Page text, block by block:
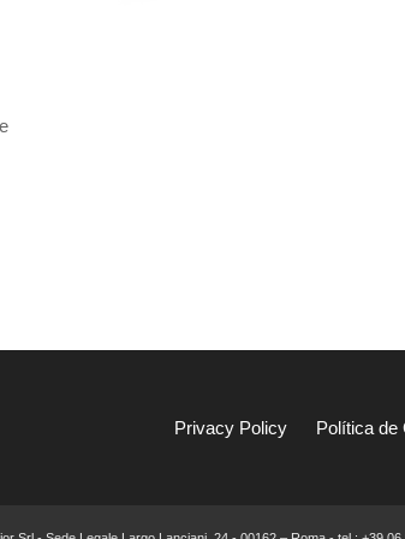
Privacy Policy Política de